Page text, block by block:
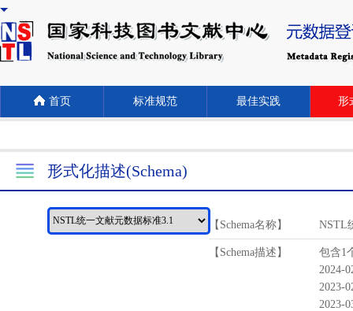
首页 标准规范 最佳实践 形
形式化描述(Schema)
【Schema名称】 NSTL
【Schema描述】
包含1
2024-
2023-
2023-